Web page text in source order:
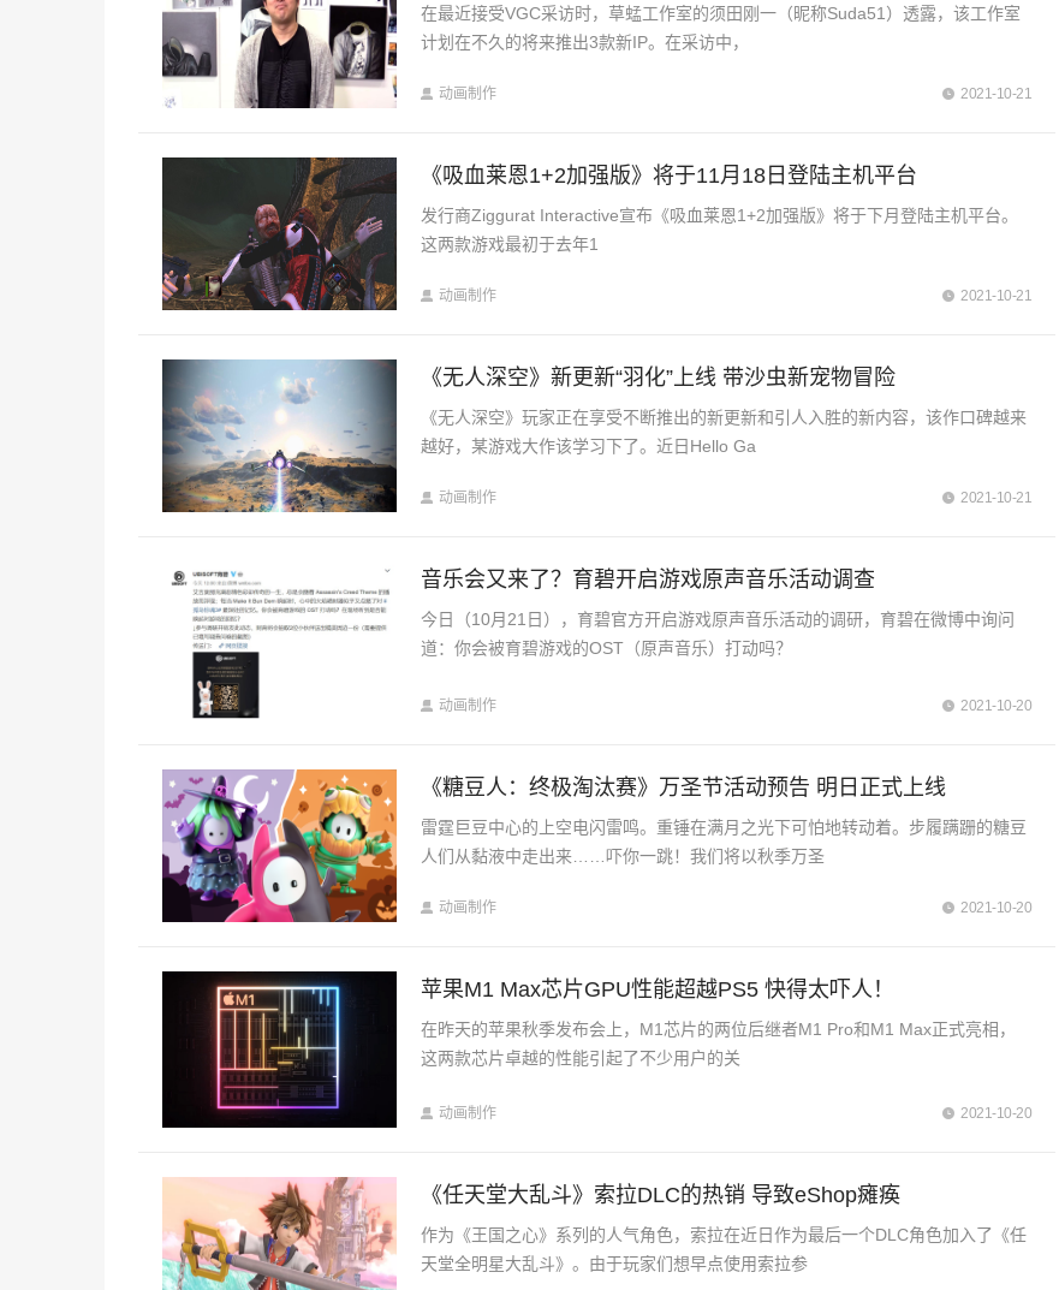
在最近接受VGC采访时，草蜢工作室的须田刚一（昵称Suda51）透露，该工作室
计划在不久的将来推出3款新IP。在采访中，
动画制作 2021-10-21
《吸血莱恩1+2加强版》将于11月18日登陆主机平台
发行商Ziggurat Interactive宣布《吸血莱恩1+2加强版》将于下月登陆主机平台。
这两款游戏最初于去年1
动画制作 2021-10-21
《无人深空》新更新“羽化”上线 带沙虫新宠物冒险
《无人深空》玩家正在享受不断推出的新更新和引人入胜的新内容，该作口碑越来
越好，某游戏大作该学习下了。近日Hello Ga
动画制作 2021-10-21
音乐会又来了？育碧开启游戏原声音乐活动调查
今日（10月21日），育碧官方开启游戏原声音乐活动的调研，育碧在微博中询问
道：你会被育碧游戏的OST（原声音乐）打动吗？
动画制作 2021-10-20
《糖豆人：终极淘汰赛》万圣节活动预告 明日正式上线
雷霆巨豆中心的上空电闪雷鸣。重锤在满月之光下可怕地转动着。步履蹒跚的糖豆
人们从黏液中走出来……吓你一跳！我们将以秋季万圣
动画制作 2021-10-20
苹果M1 Max芯片GPU性能超越PS5 快得太吓人！
在昨天的苹果秋季发布会上，M1芯片的两位后继者M1 Pro和M1 Max正式亮相，
这两款芯片卓越的性能引起了不少用户的关
动画制作 2021-10-20
《任天堂大乱斗》索拉DLC的热销 导致eShop瘫痪
作为《王国之心》系列的人气角色，索拉在近日作为最后一个DLC角色加入了《任
天堂全明星大乱斗》。由于玩家们想早点使用索拉参